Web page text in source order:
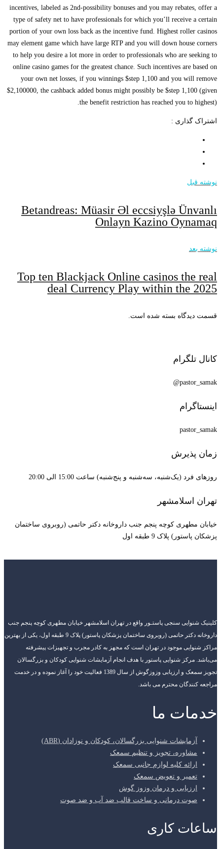
incentives, labeled as 2nd-possibility bonuses and you may rebates, offer a
type of safety net to have professionals for which you’ll receive a certain
portion of your own loss back as the incentive fund. Highest roller casinos
may element game which have large RTP and you will down house corners
to help you desire a lot more in order to professionals who are seeking to
online casino games for the greatest chance. Such incentives are based on
your own net losses, if you winnings $step 1,100 and you will remove
$2,100000, the cashback added bonus might possibly be $step 1,100 (given
the benefit restriction has reached you to highest).
اشتراک گذاری :
نوشته قبل
Betandreas: Müasir Əl eccsiyşlə Ünvanlı
Onlayn Kazino Oynamaq
نوشته بعد
Top ten Blackjack Online casinos the real
deal Currency Play within the 2025
قسمت دیدگاه بسته شده است.
کانال تلگرام
pastor_samak@
اینستاگرام
pastor_samak
زمان پذیرش
روزهای فرد (یک‌شنبه، سه‌شنبه و پنج‌شنبه) ساعت 15:00 الی 20:00
تهران اسلامشهر
خیابان مطهری کوچه پنجم جنب داروخانه دکتر حاتمی (روبروی ساختمان
پزشکان پاستور) پلاک 9 طبقه اول
کلینیک شنوایی سنجی پاستـور واقع در تهران اسلامشهر خیابان مطهری کوچه پنجم جنب
داروخانه دکتر حاتمی (روبروی ساختمان پزشکان پاستور) پلاک 9 طبقه اول، یکی از بهترین
مراکز شنوایی موجود در تهران است که مجهز به کادر مجرب و تجهیزات پیشرفته
می‌باشد. مرکز شنوایی پاستور با هدف انجام آزمایشات شنوایی کودکان و بزرگسالان
تجویز سمعک و ارزیابی وزوزگوش از سال 1389 فعالیت خود را آغاز نموده و در خدمت
مراجعه کنندگان محترم می باشد.
خدمات ما
آزمایشات شنوایی بزرگسالان، کودکان و نوزادان (ABR)
مشاوره، تجویز و تنظیم سمعک
ارائه کلیه لوازم جانبی سمعک
تعمیر و تعویض سمعک
ارزیابی و درمان وزوز گوش
صوت درمانی و ساخت قالب ضد آب و ضد صوت
ساعات کاری